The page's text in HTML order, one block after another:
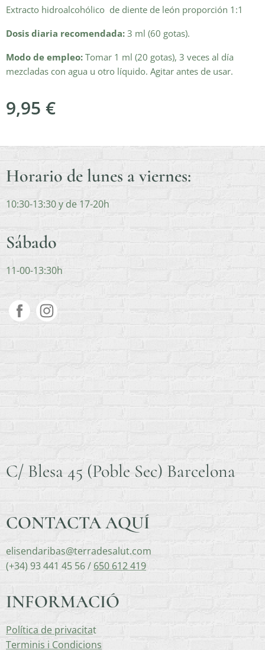
Extracto hidroalcohólico de diente de león proporción 1:1
Dosis diaria recomendada: 3 ml (60 gotas).
Modo de empleo: Tomar 1 ml (20 gotas), 3 veces al día
mezcladas con agua u otro líquido. Agitar antes de usar.
9,95 €
Horario de lunes a viernes:
10:30-13:30 y de 17-20h
Sábado
11-00-13:30h
C/ Blesa 45 (Poble Sec) Barcelona
CONTACTA AQUÍ
elisendaribas@terradesalut.com
(+34) 93 441 45 56 / 650 612 419
INFORMACIÓ
Política de privacitat
Terminis i Condicions